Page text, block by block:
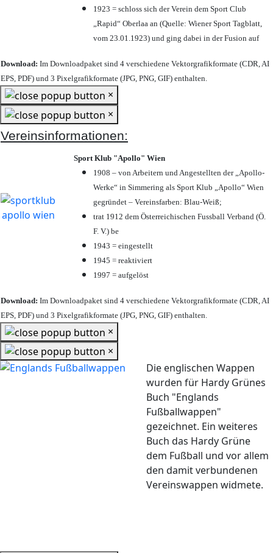
1923 = schloss sich der Verein dem Sport Club
„Rapid“ Oberlaa an (Quelle: Wiener Sport Tagblatt,
vom 23.01.1923) und ging dabei in der Fusion auf
Download: Im Downloadpaket sind 4 verschiedene Vektorgrafikformate (CDR, AI
EPS, PDF) und 3 Pixelgrafikformate (JPG, PNG, GIF) enthalten.
×
×
Vereinsinformationen:
Sport Klub "Apollo" Wien
1908 – von Arbeitern und Angestellten der „Apollo-
Werke“ in Simmering als Sport Klub „Apollo“ Wien
gegründet – Vereinsfarben: Blau-Weiß;
trat 1912 dem Österreichischen Fussball Verband (Ö.
F. V.) be
1943 = eingestellt
1945 = reaktiviert
1997 = aufgelöst
Download: Im Downloadpaket sind 4 verschiedene Vektorgrafikformate (CDR, AI
EPS, PDF) und 3 Pixelgrafikformate (JPG, PNG, GIF) enthalten.
×
×
Die englischen Wappen
wurden für Hardy Grünes
Buch "Englands
Fußballwappen"
gezeichnet. Ein weiteres
Buch das Hardy Grüne
dem Fußball und vor allem
den damit verbundenen
Vereinswappen widmete.